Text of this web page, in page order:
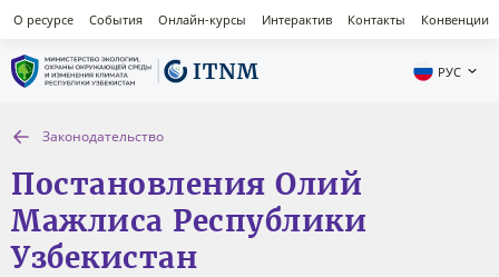
О ресурсе События Онлайн-курсы Интерактив Контакты Конвенции
РУС
Законодательство
Постановления Олий
Мажлиса Республики
Узбекистан